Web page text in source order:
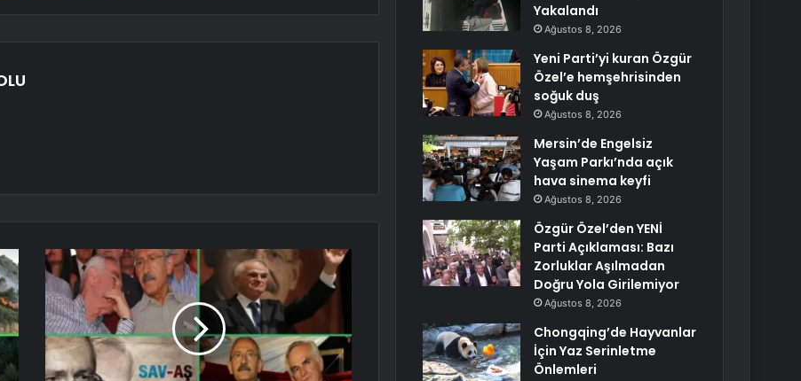
Yakalandı
Ağustos 8, 2026
Yeni Parti’yi kuran Özgür
Özel’e hemşehrisinden
soğuk duş
Ağustos 8, 2026
Mersin’de Engelsiz
Yaşam Parkı’nda açık
hava sinema keyfi
Ağustos 8, 2026
Özgür Özel’den YENİ
Parti Açıklaması: Bazı
Zorluklar Aşılmadan
Doğru Yola Girilemiyor
Ağustos 8, 2026
Chongqing’de Hayvanlar
İçin Yaz Serinletme
Önlemleri